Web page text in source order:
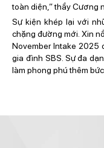
toàn diện,” thầy Cương
Sự kiện khép lại với
chặng đường mới. Xin
November Intake 2025
gia đình SBS. Sự đa
làm phong phú thêm